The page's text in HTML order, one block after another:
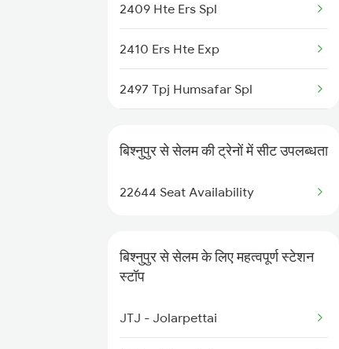
2815 Puri Anvt Spl
3501 Hlz Asn Spl
3502 Asn Hlz Spl
3505 Dgha Asn Spl
3506 Asn Dgha Spl
2409 Hte Ers Spl
2410 Ers Hte Exp
2497 Tpj Humsafar Spl
2511 Festival Spl
2515 Cbe Scl Sf Spl
बिश्नुपुर से सेलम की ट्रेनों में सीट उपलब्धता
22644 Seat Availability
बिश्नुपुर से सेलम के लिए महत्वपूर्ण स्टेशन
स्टॉप
JTJ - Jolarpettai